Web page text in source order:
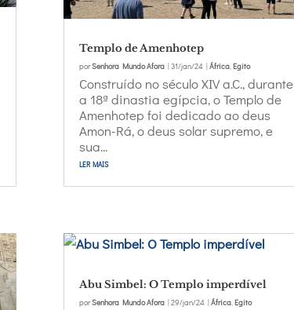
Templo de Amenhotep
porSenhora Mundo Afora| 31/jan/24| África, Egito
Construído no século XIV a.C., durante
a 18ª dinastia egípcia, o Templo de
Amenhotep foi dedicado ao deus
Amon-Rá, o deus solar supremo, e
sua...
ler mais
Abu Simbel: O Templo imperdível
porSenhora Mundo Afora| 29/jan/24| África, Egito